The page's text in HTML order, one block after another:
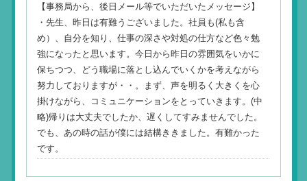
【事務局から、後日メール等でいただいたメッセージ】
・先生、昨日は有難うございました。社員も(私も含
め）、自分を知り、仕事の深さや対処の仕方など色々勉
強になったと思います。今日から昨日の雰囲気をいかに
保ちつつ、どう職場に落とし込んでいくかを考えながら
努力しておりますが・・。まず、声を明るく大きくを心
掛けながら、コミュニケーションをとっていきます。(中
略)帰りは大丈夫でしたか、遅くしてすみませんでした。
でも、あの時の話が僕には結構ききました。有難かった
です。